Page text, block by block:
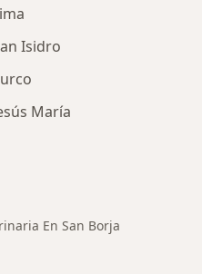
Isidro
María
En San Borja